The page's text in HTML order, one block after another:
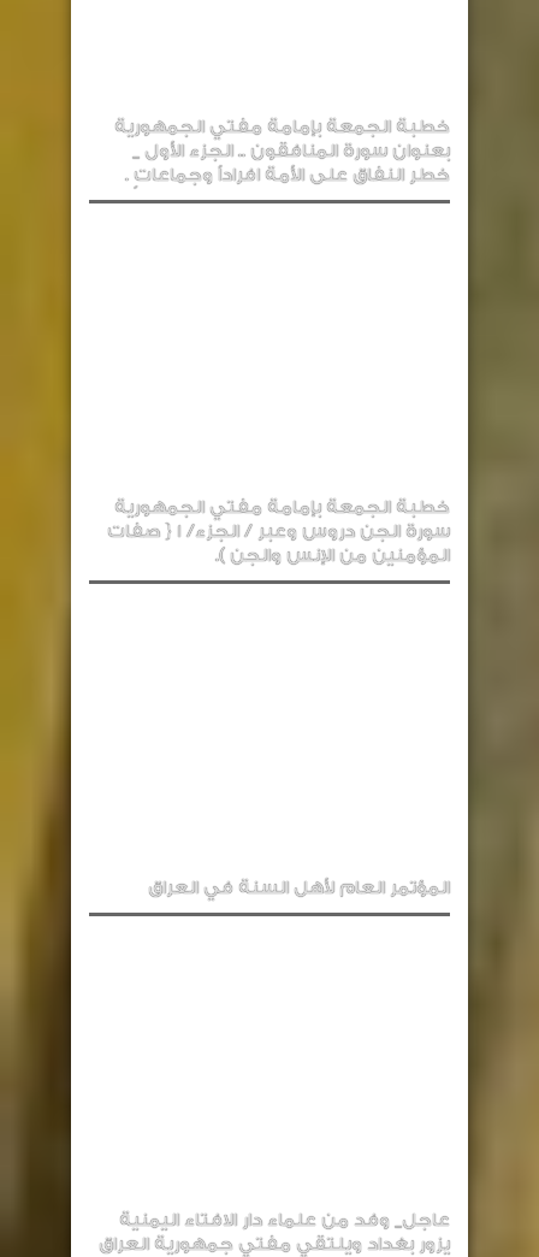
خطبة الجمعة بإمامة مفتي الجمهورية
بعنوان سورة المنافقون .. الجزء الأول _
خطر النفاق على الأمة افراداً وجماعاتٍ .
خطبة الجمعة بإمامة مفتي الجمهورية
سورة الجن دروس وعبر / الجزء/ 1 { صفات
المؤمنين من الإنس والجن ).
المؤتمر العام لأهل السنة في العراق
عاجل_ وفد من علماء دار الافتاء اليمنية
يزور بغداد ويلتقي مفتي جمهورية العراق